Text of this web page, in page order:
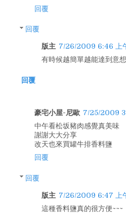
回覆
回覆
版主 7/26/2009 6:46 上
有時候越簡單越能達到意
回覆
豪宅小屋-尼歐 7/25/2009
中午看松坂豬肉感覺真美味
謝謝大大分享
改天也來買罐牛排香料鹽
回覆
回覆
版主 7/26/2009 6:47 上
這種香料鹽真的很方便~~~